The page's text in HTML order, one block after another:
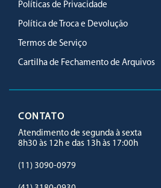
Políticas de Privacidade
Política de Troca e Devolução
Termos de Serviço
Cartilha de Fechamento de Arquivos
CONTATO
Atendimento de segunda à sexta
8h30 às 12h e das 13h às 17:00h
(11) 3090-0979